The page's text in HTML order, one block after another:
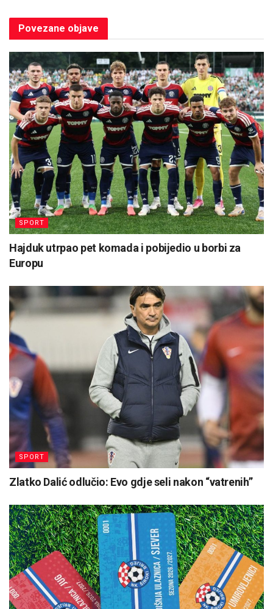
Povezane objave
SPORT
Hajduk utrpao pet komada i pobijedio u borbi za
Europu
SPORT
Zlatko Dalić odlučio: Evo gdje seli nakon “vatrenih”